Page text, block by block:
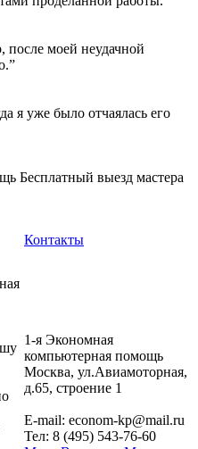
моей неудачной
я уже было отчаялась его
Бесплатный выезд мастера
Контакты
1-я Экономная
компьютерная помощь
Москва, ул.Авиамоторная,
д.65, строение 1
E-mail: econom-kp@mail.ru
Тел: 8 (495) 543-76-60